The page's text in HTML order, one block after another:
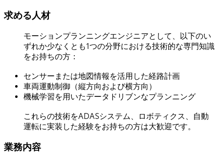
求める人材
モーションプランニングエンジニアとして、以下のい
ずれか少なくとも1つの分野における技術的な専門知識
をお持ちの方：
センサーまたは地図情報を活用した経路計画
車両運動制御（縦方向および横方向）
機械学習を用いたデータドリブンなプランニング
これらの技術をADASシステム、ロボティクス、自動
運転に実装した経験をお持ちの方は大歓迎です。
業務内容